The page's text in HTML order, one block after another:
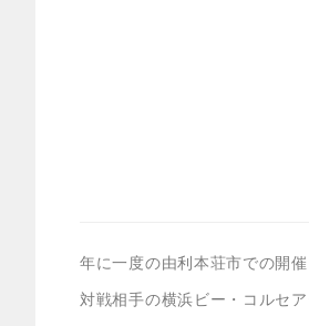
年に一度の由利本荘市での開催
対戦相手の横浜ビー・コルセ